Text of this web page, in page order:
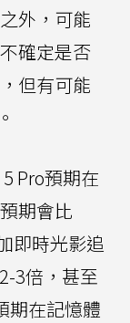
外，可能
確定是否
但有可能
Pro預期在
期會比
即時光影追
3倍，甚至
期在記憶體